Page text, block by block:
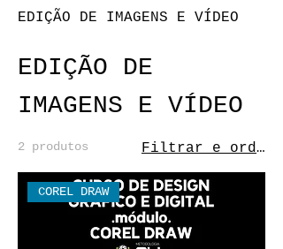
EDIÇÃO DE IMAGENS E VÍDEO
EDIÇÃO DE
IMAGENS E VÍDEO
2 produtos Filtrar e ordenar
COREL DRAW